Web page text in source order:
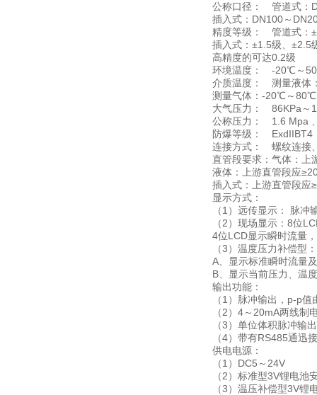
公称口径： 管道式：
插入式：DN100～
精度等级： 管道式：
插入式：±1.5级、±2.5
高精度的可达0.2级
环境温度： -20℃～
介质温度： 测量液体
测量气体：-20℃～80℃
大气压力： 86KPa～
公称压力： 1.6 Mpa
防爆等级： ExdIIBT4
连接方式： 螺纹连接
直管段要求：气体：上
液体：上游直管段应
插入式：上游直管段应
显示方式：
（1）远传显示： 脉
（2）现场显示：8位
4位LCD显示瞬时流量
（3）温度压力补偿型：
A、显示标准瞬时流量
B、显示当前压力、温
输出功能：
（1）脉冲输出，p-p
（2）4～20mA两线制
（3）单位体积脉冲输
（4）带有RS485通迅
供电电源：
（1）DC5～24V
（2）标准型3V锂电池
（3）温压补偿型3V锂